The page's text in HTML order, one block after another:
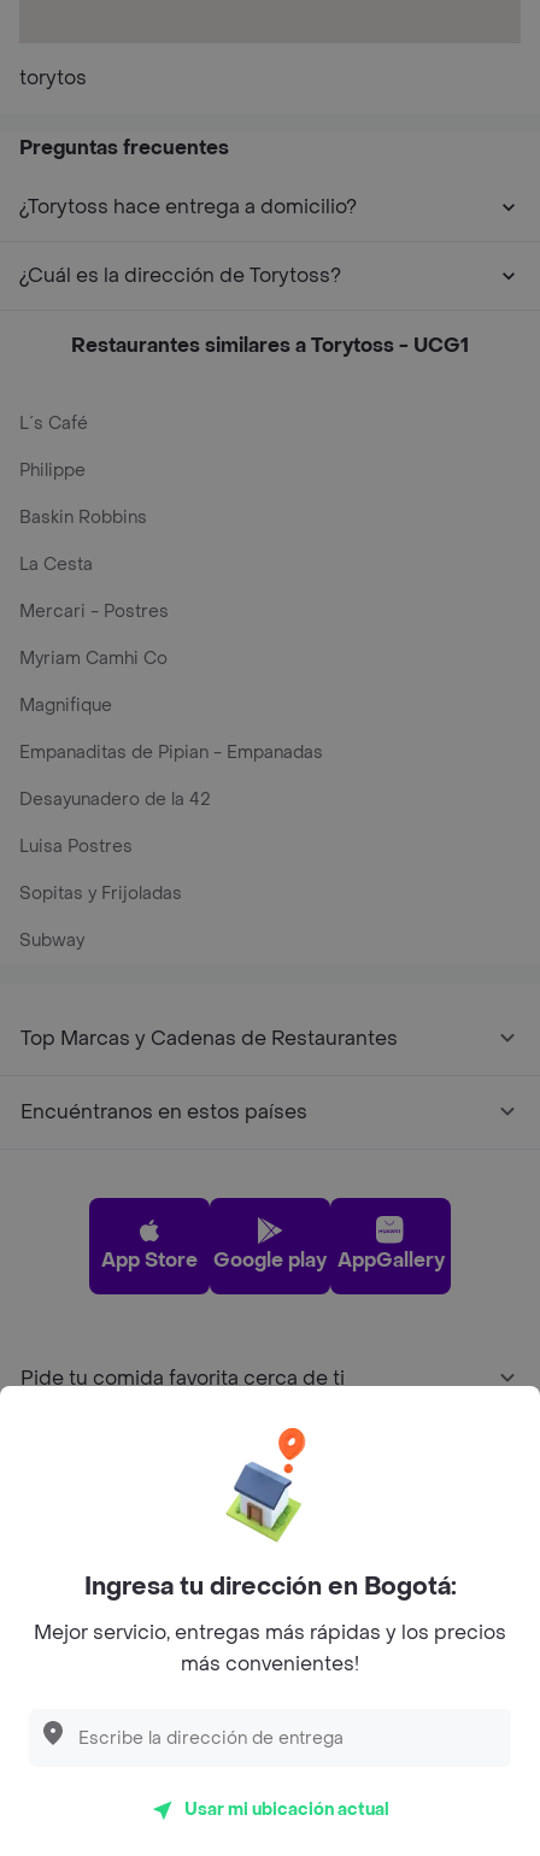
torytos
Preguntas frecuentes
¿Torytoss hace entrega a domicilio?
¿Cuál es la dirección de Torytoss?
Restaurantes similares a Torytoss - UCG1
L´s Café
Philippe
Baskin Robbins
La Cesta
Mercari - Postres
Myriam Camhi Co
Magnifique
Empanaditas de Pipian - Empanadas
Desayunadero de la 42
Luisa Postres
Sopitas y Frijoladas
Subway
Top Marcas y Cadenas de Restaurantes
Encuéntranos en estos países
App Store Google play AppGallery
Pide tu comida favorita cerca de ti
Sobre Rappi
Facebook
Twitter
Instagram
© 2026Rappi Inc. All rights reserved.
Ingresa tu dirección en Bogotá:
Mejor servicio, entregas más rápidas y los precios
más convenientes!
Usar mi ubicación actual